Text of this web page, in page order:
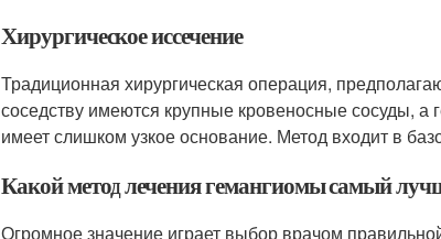
Хирургическое иссечение
Традиционная хирургическая операция,
соседству имеются крупные кровеносные сосуды, а
имеет слишком узкое основание. Метод входит в
Какой метод лечения гемангиомы самый
Огромное значение играет выбор врачом